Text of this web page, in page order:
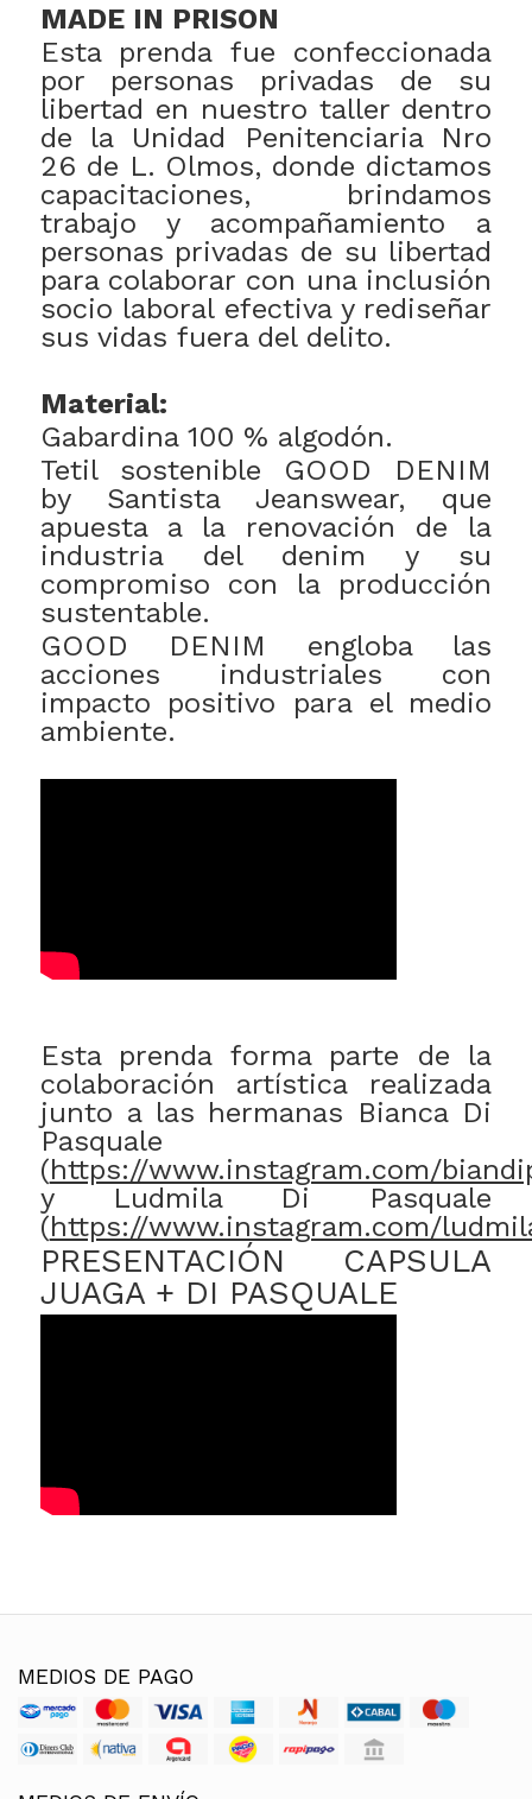
MADE IN PRISON
Esta prenda fue confeccionada
por personas privadas de su
libertad en nuestro taller dentro
de la Unidad Penitenciaria Nro
26 de L. Olmos, donde dictamos
capacitaciones, brindamos
trabajo y acompañamiento a
personas privadas de su libertad
para colaborar con una inclusión
socio laboral efectiva y rediseñar
sus vidas fuera del delito.
Material:
Gabardina 100 % algodón.
Tetil sostenible GOOD DENIM
by Santista Jeanswear, que
apuesta a la renovación de la
industria del denim y su
compromiso con la producción
sustentable.
GOOD DENIM engloba las
acciones industriales con
impacto positivo para el medio
ambiente.
Esta prenda forma parte de la
colaboración artística realizada
junto a las hermanas Bianca Di
Pasquale
(https://www.instagram.com/
y Ludmila Di Pasquale
(https://www.instagram.com/
PRESENTACIÓN CAPSULA
JUAGA + DI PASQUALE
MEDIOS DE PAGO